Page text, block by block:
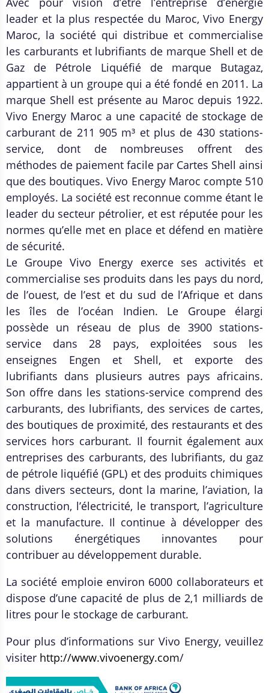
leader et la plus respectée du Maroc, Vivo Energy
Maroc, la société qui distribue et commercialise
les carburants et lubrifiants de marque Shell et de
Gaz de Pétrole Liquéfié de marque Butagaz,
appartient à un groupe qui a été fondé en 2011. La
marque Shell est présente au Maroc depuis 1922.
Vivo Energy Maroc a une capacité de stockage de
carburant de 211 905 m³ et plus de 430 stations-
service, dont de nombreuses offrent des
méthodes de paiement facile par Cartes Shell ainsi
que des boutiques. Vivo Energy Maroc compte 510
employés. La société est reconnue comme étant le
leader du secteur pétrolier, et est réputée pour les
normes qu’elle met en place et défend en matière
de sécurité.
Le Groupe Vivo Energy exerce ses activités et
commercialise ses produits dans les pays du nord,
de l’ouest, de l’est et du sud de l’Afrique et dans
les îles de l’océan Indien. Le Groupe élargi
possède un réseau de plus de 3900 stations-
service dans 28 pays, exploitées sous les
enseignes Engen et Shell, et exporte des
lubrifiants dans plusieurs autres pays africains.
Son offre dans les stations-service comprend des
carburants, des lubrifiants, des services de cartes,
des boutiques de proximité, des restaurants et des
services hors carburant. Il fournit également aux
entreprises des carburants, des lubrifiants, du gaz
de pétrole liquéfié (GPL) et des produits chimiques
dans divers secteurs, dont la marine, l’aviation, la
construction, l’électricité, le transport, l’agriculture
et la manufacture. Il continue à développer des
solutions énergétiques innovantes pour
contribuer au développement durable.
La société emploie environ 6000 collaborateurs et
dispose d’une capacité de plus de 2,1 milliards de
litres pour le stockage de carburant.
Pour plus d’informations sur Vivo Energy, veuillez
visiter http://www.vivoenergy.com/